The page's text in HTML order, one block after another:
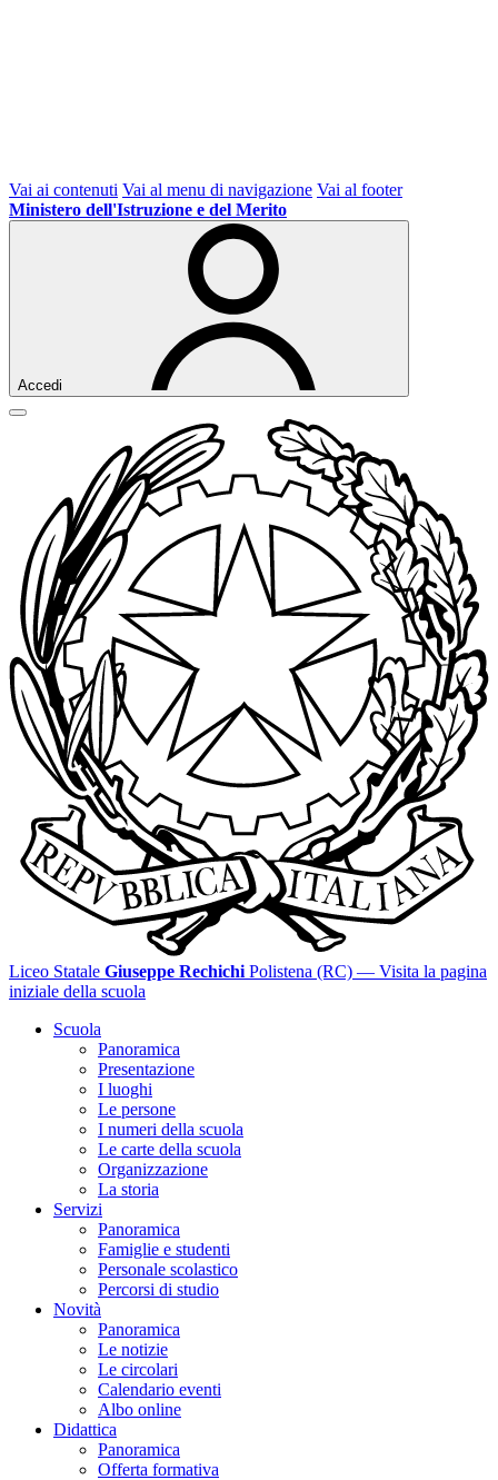
Vai ai contenuti Vai al menu di navigazione Vai al footer
Ministero dell'Istruzione e del Merito
Accedi
Liceo Statale Giuseppe Rechichi Polistena (RC) — Visita la pagina
iniziale della scuola
Scuola
Panoramica
Presentazione
I luoghi
Le persone
I numeri della scuola
Le carte della scuola
Organizzazione
La storia
Servizi
Panoramica
Famiglie e studenti
Personale scolastico
Percorsi di studio
Novità
Panoramica
Le notizie
Le circolari
Calendario eventi
Albo online
Didattica
Panoramica
Offerta formativa